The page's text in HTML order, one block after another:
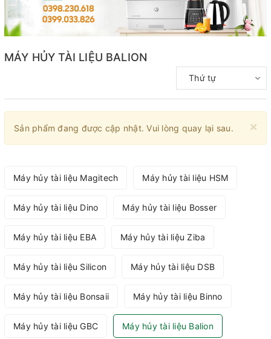
MÁY HỦY TÀI LIỆU BALION
Thứ tự
×
Sản phẩm đang được cập nhật. Vui lòng quay lại sau.
Máy hủy tài liệu Magitech Máy hủy tài liệu HSM
Máy hủy tài liệu Dino Máy hủy tài liệu Bosser
Máy hủy tài liệu EBA Máy hủy tài liệu Ziba
Máy hủy tài liệu Silicon Máy hủy tài liệu DSB
Máy hủy tài liệu Bonsaii Máy hủy tài liệu Binno
Máy hủy tài liệu GBC Máy hủy tài liệu Balion